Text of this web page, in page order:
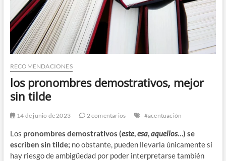
RECOMENDACIONES
los pronombres demostrativos, mejor
sin tilde
14 de junio de 2023 2 comentarios #acentuación
Los pronombres demostrativos (este,esa,aquellos…) se
escriben sin tilde; no obstante, pueden llevarla únicamente si
hay riesgo de ambigüedad por poder interpretarse también